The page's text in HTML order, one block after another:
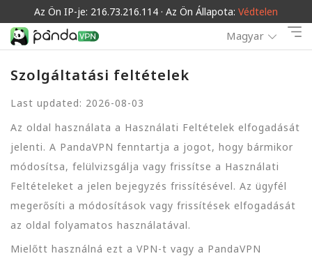
Az Ön IP-je: 216.73.216.114 · Az Ön Állapota: Védtelen
Magyar
Szolgáltatási feltételek
Last updated: 2026-08-03
Az oldal használata a Használati Feltételek elfogadását
jelenti. A PandaVPN fenntartja a jogot, hogy bármikor
módosítsa, felülvizsgálja vagy frissítse a Használati
Feltételeket a jelen bejegyzés frissítésével. Az ügyfél
megerősíti a módosítások vagy frissítések elfogadását
az oldal folyamatos használatával.
Mielőtt használná ezt a VPN-t vagy a PandaVPN